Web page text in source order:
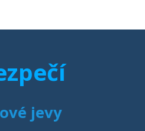
jevy